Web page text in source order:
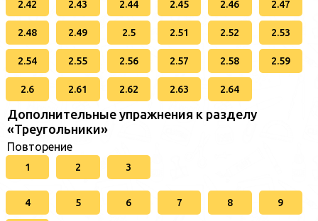
2.42 2.43 2.44 2.45 2.46 2.47
2.48 2.49 2.5 2.51 2.52 2.53
2.54 2.55 2.56 2.57 2.58 2.59
2.6 2.61 2.62 2.63 2.64
Дополнительные упражнения к разделу
«Треугольники»
Повторение
1 2 3
4 5 6 7 8 9